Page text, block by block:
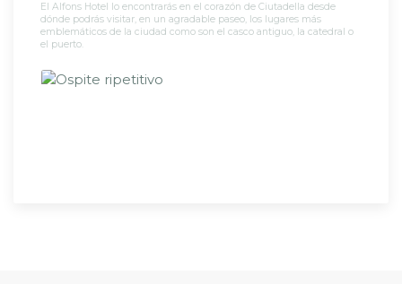
El Alfons Hotel lo encontrarás en el corazón de Ciutadella desde
dónde podrás visitar, en un agradable paseo, los lugares más
emblemáticos de la ciudad como son el casco antiguo, la catedral o
el puerto.